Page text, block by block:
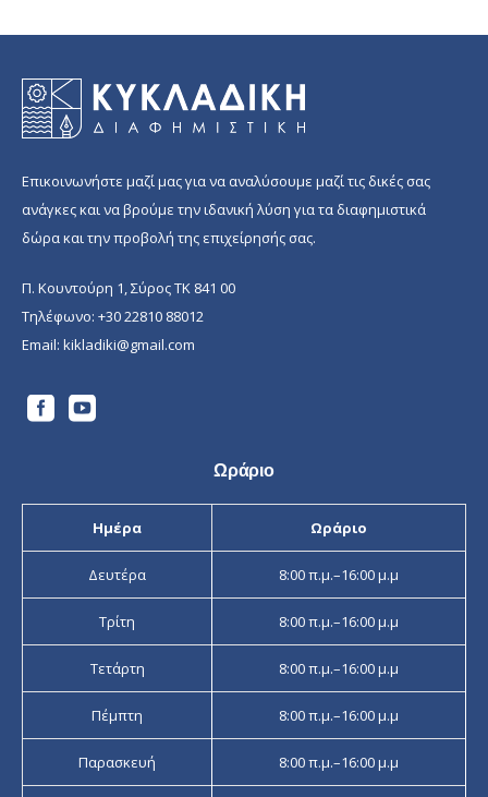
Επικοινωνήστε μαζί μας για να αναλύσουμε μαζί τις δικές σας
ανάγκες και να βρούμε την ιδανική λύση για τα διαφημιστικά
δώρα και την προβολή της επιχείρησής σας.
Π. Κουντούρη 1, Σύρος ΤΚ 841 00
Τηλέφωνο: +30 22810 88012
Email: kikladiki@gmail.com
Ωράριο
Ημέρα Ωράριο
Δευτέρα 8:00 π.μ.–16:00 μ.μ
Τρίτη 8:00 π.μ.–16:00 μ.μ
Τετάρτη 8:00 π.μ.–16:00 μ.μ
Πέμπτη 8:00 π.μ.–16:00 μ.μ
Παρασκευή 8:00 π.μ.–16:00 μ.μ